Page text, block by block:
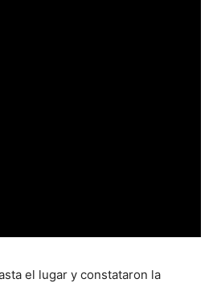
el lugar y constataron la